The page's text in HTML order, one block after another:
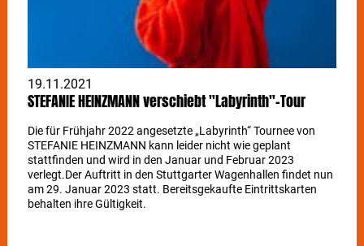
19.11.2021
STEFANIE HEINZMANN verschiebt "Labyrinth"-Tour
Die für Frühjahr 2022 angesetzte „Labyrinth“ Tournee von
STEFANIE HEINZMANN kann leider nicht wie geplant
stattfinden und wird in den Januar und Februar 2023
verlegt.Der Auftritt in den Stuttgarter Wagenhallen findet nun
am 29. Januar 2023 statt. Bereitsgekaufte Eintrittskarten
behalten ihre Gültigkeit.